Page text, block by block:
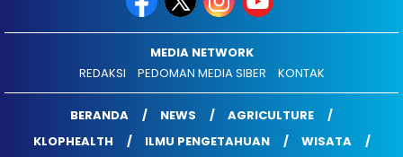
MEDIA NETWORK
REDAKSI
PEDOMAN MEDIA SIBER KONTAK
BERANDA NEWS
AGRICULTURE
KLOPHEALTH
ILMU PENGETAHUAN
WISATA